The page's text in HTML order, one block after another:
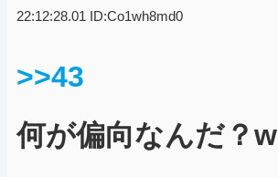
22:12:28.01 ID:Co1wh8md0
>>43
何が偏向なんだ？w